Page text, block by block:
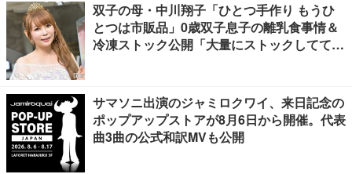
双子の母・中川翔子「ひとつ手作り もうひ
とつは市販品」0歳双子息子の離乳食事情＆
冷凍ストック公開「大量にストックしてて尊
サマソニ出演のジャミロクワイ、来日記念の
ポップアップストアが8月6日から開催。代表
曲3曲の公式和訳MVも公開